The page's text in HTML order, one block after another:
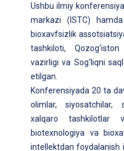
Ushbu ilmiy
markazi (ISTC)
bioxavfsizlik
tashkiloti,
vazirligi va Sog‘liqni
etilgan.
Konferensiyada 20 ta
olimlar, siyosatchilar,
xalqaro tashkilotlar
biotexnologiya va
intellektdan foydalanish